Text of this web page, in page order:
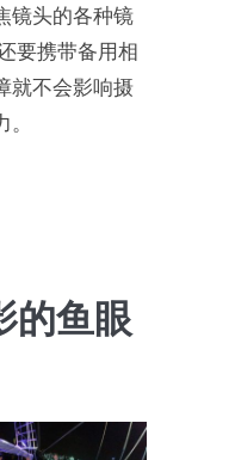
镜头的各种镜
要携带备用相
就不会影响摄
的鱼眼